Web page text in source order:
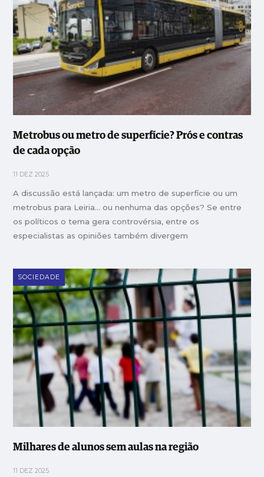
Metrobus ou metro de superfície? Prós e contras
de cada opção
11 DEZ 2025
A discussão está lançada: um metro de superfície ou um
metrobus para Leiria... ou nenhuma das opções? Se entre
os políticos o tema gera controvérsia, entre os
especialistas as opiniões também divergem
SOCIEDADE
Milhares de alunos sem aulas na região
11 DEZ 2025